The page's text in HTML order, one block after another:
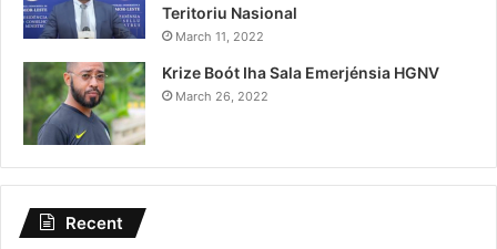
Teritoriu Nasional
March 11, 2022
Krize Boót Iha Sala Emerjénsia HGNV
March 26, 2022
Recent